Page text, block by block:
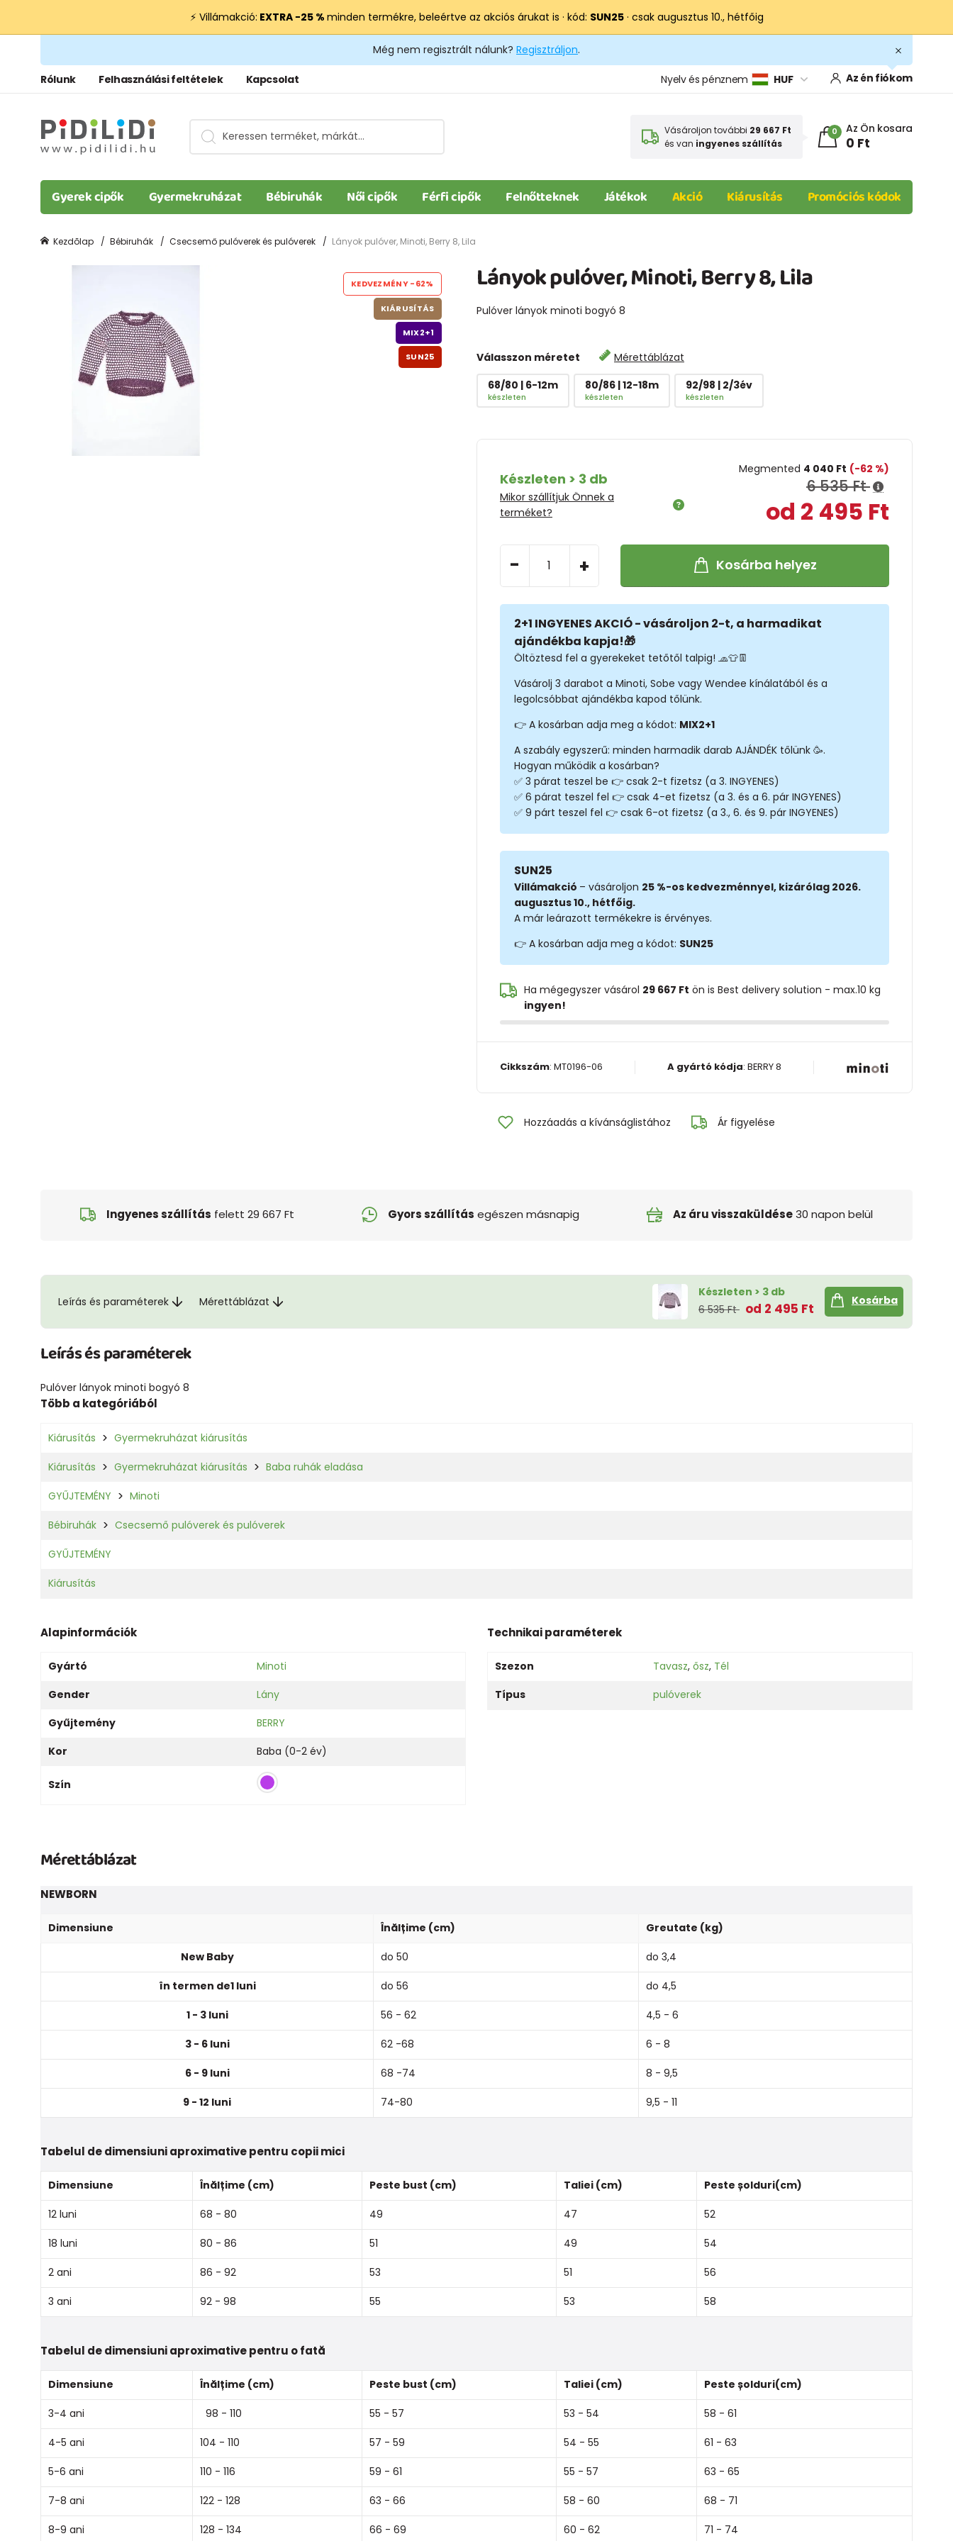
⚡ Villámakció: EXTRA −25 % minden termékre, beleértve az akciós árukat is · kód: SUN25· csak augusztus 10., hétfőig
Még nem regisztrált nálunk? Regisztráljon.
Rólunk Felhasználási feltételek Kapcsolat Nyelv és pénznem HUF Az én fiókom
Vásároljon további 29 667 Ft
és van ingyenes szállítás
0 Az Ön kosara
0 Ft
Gyerek cipők Gyermekruházat Bébiruhák Női cipők Férfi cipők Felnőtteknek Játékok Akció Kiárusítás Promóciós kódok
Kezdõlap Bébiruhák Csecsemő pulóverek és pulóverek Lányok pulóver, Minoti, Berry 8, Lila
Lányok pulóver, Minoti, Berry 8, Lila
Pulóver lányok minoti bogyó 8
Válasszon méretet
Mérettáblázat
68/80 | 6-12m
készleten
80/86 | 12-18m
készleten
92/98 | 2/3év
készleten
Készleten > 3 db
Mikor szállítjuk Önnek a
terméket?
Megmented 4 040 Ft (-62 %)
6 535 Ft
od 2 495 Ft
- + Kosárba helyez
2+1 INGYENES AKCIÓ - vásároljon 2-t, a harmadikat
ajándékba kapja!🎁
Öltöztesd fel a gyerekeket tetőtől talpig! 🧢👕👖
Vásárolj 3 darabot a Minoti, Sobe vagy Wendee kínálatából és a
legolcsóbbat ajándékba kapod tőlünk.
👉 A kosárban adja meg a kódot: MIX2+1
A szabály egyszerű: minden harmadik darab AJÁNDÉK tőlünk 🥳.
Hogyan működik a kosárban?
✅ 3 párat teszel be 👉 csak 2-t fizetsz (a 3. INGYENES)
✅ 6 párat teszel fel 👉 csak 4-et fizetsz (a 3. és a 6. pár INGYENES)
✅ 9 párt teszel fel 👉 csak 6-ot fizetsz (a 3., 6. és 9. pár INGYENES)
SUN25
Villámakció – vásároljon 25 %-os kedvezménnyel, kizárólag 2026.
augusztus 10., hétfőig.
A már leárazott termékekre is érvényes.
👉 A kosárban adja meg a kódot: SUN25
Ha mégegyszer vásárol 29 667 Ft ön is Best delivery solution - max.10 kg
ingyen!
Cikkszám: MT0196-06 A gyártó kódja: BERRY 8
Hozzáadás a kívánságlistához Ár figyelése
KEDVEZMÉNY-62%
KIÁRUSÍTÁS
MIX2+1
SUN25
Ingyenes szállítás felett 29 667 Ft Gyors szállítás egészen másnapig Az áru visszaküldése30 napon belül
Leírás és paraméterek Mérettáblázat
Készleten > 3 db
6 535 Ft od 2 495 Ft
Kosárba
Leírás és paraméterek
Pulóver lányok minoti bogyó 8
Több a kategóriából
Kiárusítás Gyermekruházat kiárusítás
Kiárusítás Gyermekruházat kiárusítás Baba ruhák eladása
GYŰJTEMÉNY Minoti
Bébiruhák Csecsemő pulóverek és pulóverek
GYŰJTEMÉNY
Kiárusítás
Alapinformációk
Gyártó
Minoti
Gender
Lány
Gyűjtemény
BERRY
Kor
Baba (0-2 év)
Szín
Technikai paraméterek
Szezon Tavasz, ősz, Tél
Típus
pulóverek
Mérettáblázat
NEWBORN
Dimensiune Înălțime (cm) Greutate (kg)
New Baby do 50 do 3,4
în termen de1 luni do 56 do 4,5
1 - 3 luni 56 - 62 4,5 - 6
3 - 6 luni 62 -68 6 - 8
6 - 9 luni 68 -74 8 - 9,5
9 - 12 luni 74-80 9,5 - 11
Tabelul de dimensiuni aproximative pentru copii mici
Dimensiune Înălțime (cm) Peste bust (cm) Taliei (cm) Peste șolduri(cm)
12 luni 68 - 80 49 47 52
18 luni 80 - 86 51 49 54
2 ani 86 - 92 53 51 56
3 ani 92 - 98 55 53 58
Tabelul de dimensiuni aproximative pentru o fată
Dimensiune Înălțime (cm) Peste bust (cm) Taliei (cm) Peste șolduri(cm)
3-4 ani 98 - 110 55 - 57 53 - 54 58 - 61
4-5 ani 104 - 110 57 - 59 54 - 55 61 - 63
5-6 ani 110 - 116 59 - 61 55 - 57 63 - 65
7-8 ani 122 - 128 63 - 66 58 - 60 68 - 71
8-9 ani 128 - 134 66 - 69 60 - 62 71 - 74